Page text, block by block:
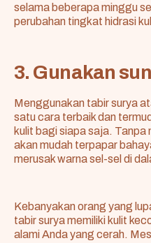
selama beberapa minggu
perubahan tingkat hidrasi
3. Gunakan
Menggunakan tabir surya
satu cara terbaik dan
kulit bagi siapa saja. Tanpa
akan mudah terpapar
merusak warna sel-sel di
Kebanyakan orang yang
tabir surya memiliki kulit
alami Anda yang cerah.